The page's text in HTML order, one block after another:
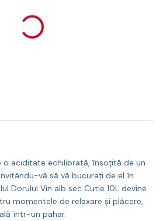
o aciditate echilibrată, însoțită de un
vă să vă bucurați de el în
Dorului Vin alb sec Cutie 10L devine
momentele de relaxare și plăcere,
într-un pahar.